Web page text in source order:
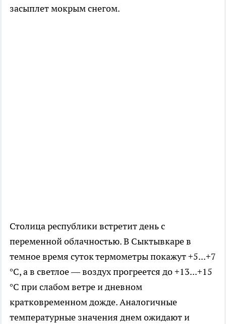
засыплет мокрым снегом.
Столица республики встретит день с
переменной облачностью. В Сыктывкаре в
темное время суток термометры покажут +5...+7
°C, а в светлое — воздух прогреется до +13...+15
°C при слабом ветре и дневном
кратковременном дожде. Аналогичные
температурные значения днем ожидают и